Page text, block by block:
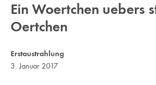
Ein Woertchen uebers
Oertchen
Erstaustrahlung
3. Januar 2017